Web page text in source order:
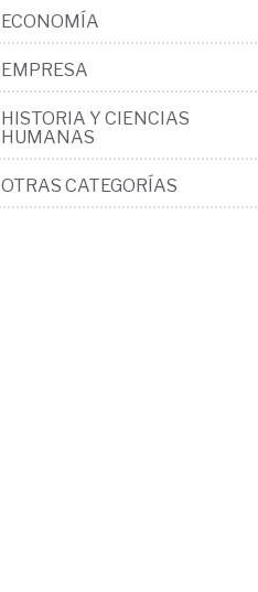
ECONOMÍA
EMPRESA
HISTORIA Y CIENCIAS
HUMANAS
OTRAS CATEGORÍAS